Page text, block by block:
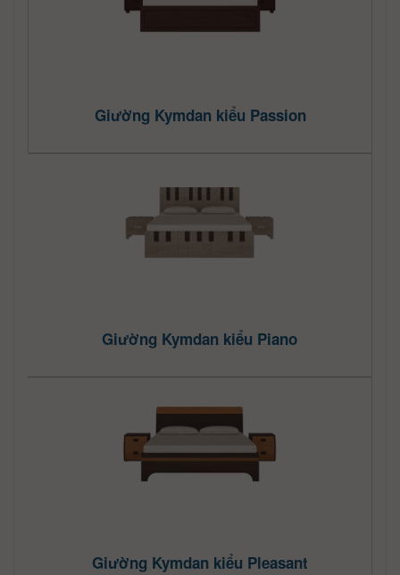
Giường Kymdan kiểu Passion
Giường Kymdan kiểu Piano
Giường Kymdan kiểu Pleasant